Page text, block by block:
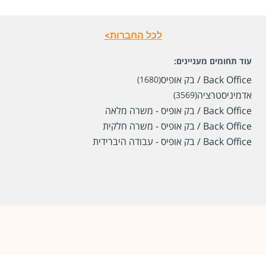
לכל החברות>
עוד תחומים מעניינים:
Back Office / בק אופיס (1680)
אדמיניסטרציה(3569)
Back Office / בק אופיס - משרה מלאה
Back Office / בק אופיס - משרה חלקית
Back Office / בק אופיס - עבודה היברידית